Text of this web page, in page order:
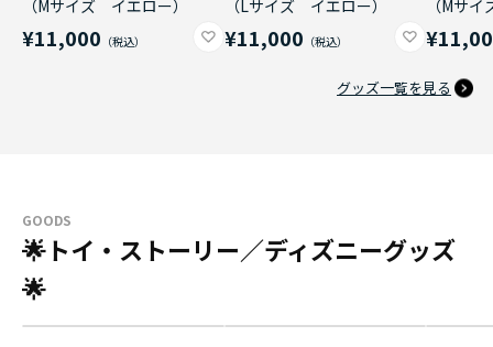
（Mサイズ イエロー）
¥11,000
（Lサイズ イエロー）
¥11,000
（Mサ
グッズ一覧を見る
GOODS
🌟トイ・ストーリー／ディズニーグッズ
🌟